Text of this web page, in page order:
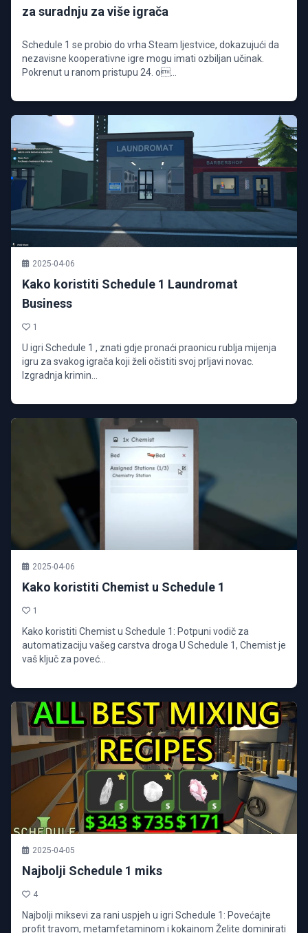
za suradnju za više igrača
Schedule 1 se probio do vrha Steam ljestvice, dokazujući da
nezavisne kooperativne igre mogu imati ozbiljan učinak.
Pokrenut u ranom pristupu 24. o...
2025-04-06
Kako koristiti Schedule 1 Laundromat
Business
1
U igri Schedule 1 , znati gdje pronaći praonicu rublja mijenja
igru za svakog igrača koji želi očistiti svoj prljavi novac.
Izgradnja krimin...
2025-04-06
Kako koristiti Chemist u Schedule 1
1
Kako koristiti Chemist u Schedule 1: Potpuni vodič za
automatizaciju vašeg carstva droga U Schedule 1, Chemist je
vaš ključ za poveć...
2025-04-05
Najbolji Schedule 1 miks
4
Najbolji miksevi za rani uspjeh u igri Schedule 1: Povećajte
profit travom, metamfetaminom i kokainom Želite dominirati